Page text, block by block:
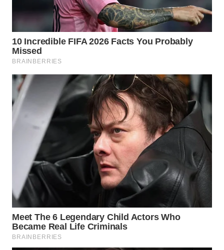
LIKUPANG
WN
LABUANBAJO
WN
BORNEO
Wahana
Group
WAHANA
NEWS
WAHANA
TANI
WAHANA
ADVOKAT